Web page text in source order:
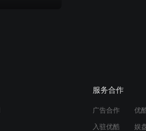
服务合作
广告合作 优
入驻优酷 娱